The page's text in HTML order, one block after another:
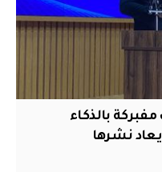
بالذكاء
نشرها